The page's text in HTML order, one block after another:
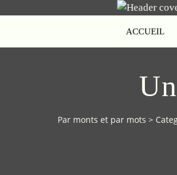
ACCUEIL
Par monts et par mots >